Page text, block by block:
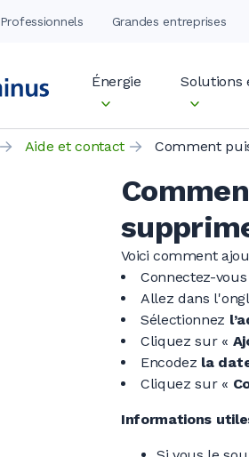
Professionnels Grandes entreprises
Énergie Solutions
Aide et contact
Voici comment
Connectez-
Allez dans
Sélectionnez
Cliquez sur «
Encodez la
Cliquez sur «
Informations